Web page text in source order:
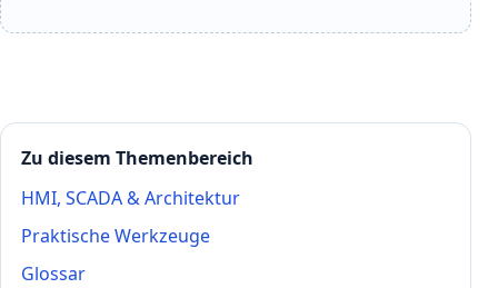
Zu diesem Themenbereich
HMI, SCADA & Architektur
Praktische Werkzeuge
Glossar